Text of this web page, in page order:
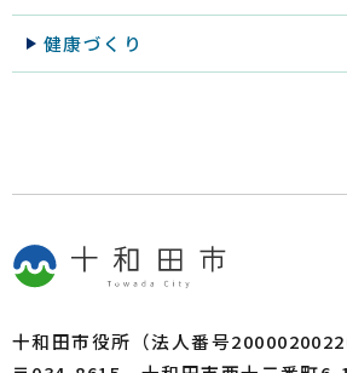
健康づくり
十和田市役所（法人番号